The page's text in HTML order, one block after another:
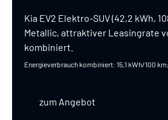
Kia EV2 Elektro-SUV (42,2 kWh,
Metallic, attraktiver Leasingrate
kombiniert.
Energieverbrauch kombiniert: 15,1 kWh/100
zum Angebot